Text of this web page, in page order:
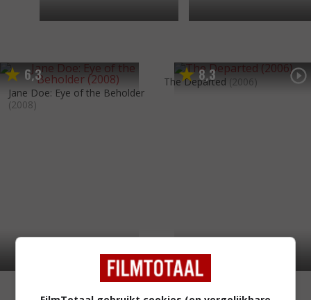
6,3
Jane Doe: Eye of the Beholder
(2008)
8,3
The Departed (2006)